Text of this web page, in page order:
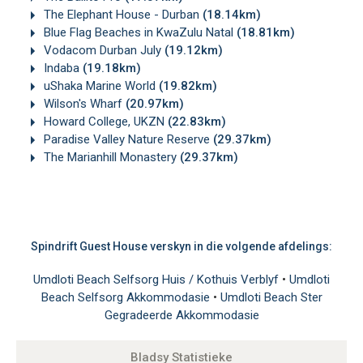
The Elephant House - Durban (18.14km)
Blue Flag Beaches in KwaZulu Natal (18.81km)
Vodacom Durban July (19.12km)
Indaba (19.18km)
uShaka Marine World (19.82km)
Wilson's Wharf (20.97km)
Howard College, UKZN (22.83km)
Paradise Valley Nature Reserve (29.37km)
The Marianhill Monastery (29.37km)
Spindrift Guest House verskyn in die volgende afdelings:
Umdloti Beach Selfsorg Huis / Kothuis Verblyf • Umdloti
Beach Selfsorg Akkommodasie • Umdloti Beach Ster
Gegradeerde Akkommodasie
Bladsy Statistieke